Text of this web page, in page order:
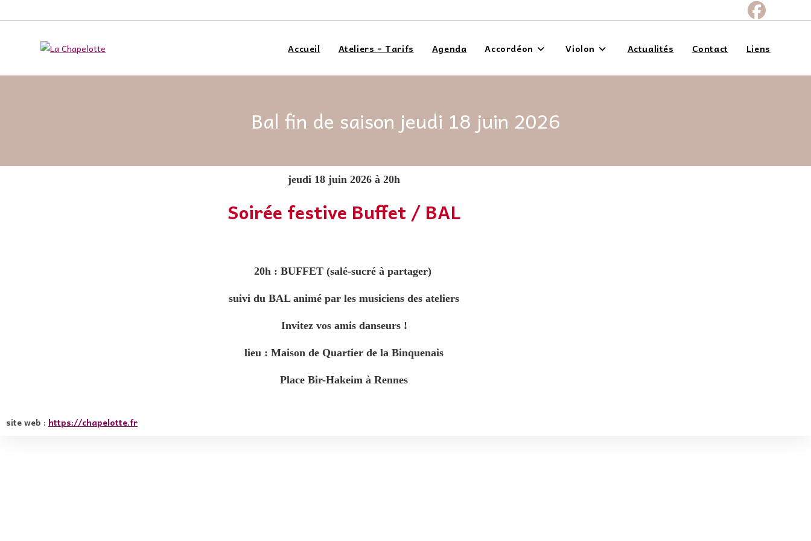
Accueil Ateliers – Tarifs Agenda Accordéon Violon Actualités Contact Liens
Bal fin de saison jeudi 18 juin 2026
jeudi 18 juin 2026 à 20h
Soirée festive Buffet / BAL
20h : BUFFET (salé-sucré à partager)
suivi du BAL animé par les musiciens des ateliers
Invitez vos amis danseurs !
lieu : Maison de Quartier de la Binquenais
Place Bir-Hakeim à Rennes
site web : https://chapelotte.fr